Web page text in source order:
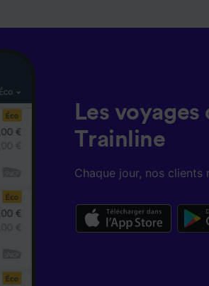
Les
Trainline
Chaque jour, nos clients